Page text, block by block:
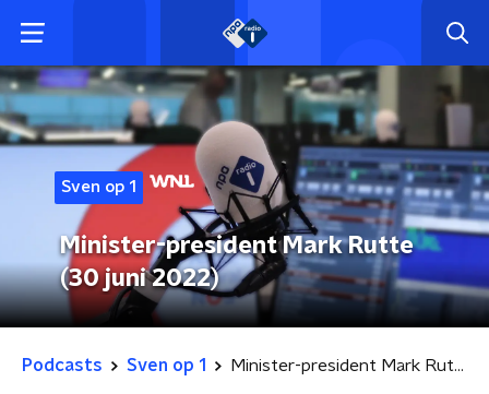
Sven op 1
Minister-president Mark Rutte
(30 juni 2022)
Podcasts Sven op 1 Minister-president Mark Rutte (30 juni 2022)